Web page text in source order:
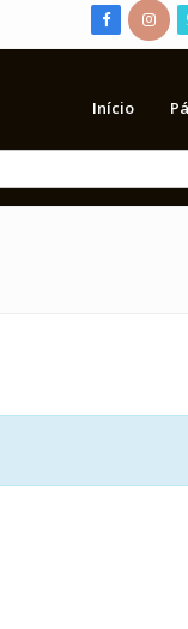
Início